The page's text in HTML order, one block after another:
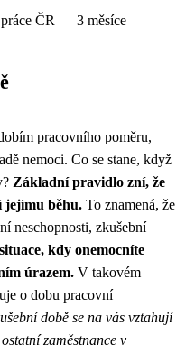
ČR 3 měsíce
pracovního poměru,
nemoci. Co se stane, když
Základní pravidlo zní, že
jejímu běhu. To znamená, že
neschopnosti, zkušební
kdy onemocníte
úrazem. V takovém
o dobu pracovní
době se na vás vztahují
zaměstnance v